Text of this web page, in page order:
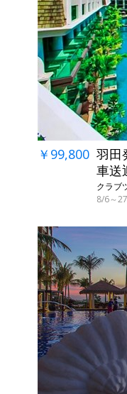
￥99,800 羽田
車送
クラブ
8/6～
←